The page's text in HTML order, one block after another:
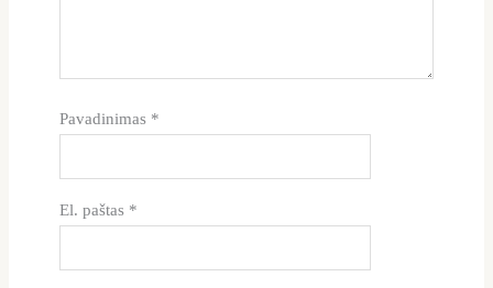
Pavadinimas *
El. paštas *